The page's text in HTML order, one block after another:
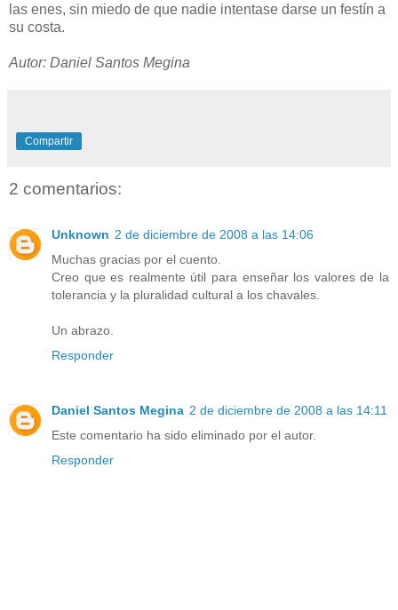
las enes, sin miedo de que nadie intentase darse un festín a
su costa.
Autor: Daniel Santos Megina
Compartir
2 comentarios:
Unknown 2 de diciembre de 2008 a las 14:06
Muchas gracias por el cuento.
Creo que es realmente útil para enseñar los valores de la
tolerancia y la pluralidad cultural a los chavales.
Un abrazo.
Responder
Daniel Santos Megina 2 de diciembre de 2008 a las 14:11
Este comentario ha sido eliminado por el autor.
Responder